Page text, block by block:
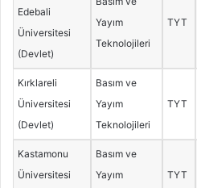
Edebali
Üniversitesi
(Devlet)
Yayım
Teknolojileri
TYT
Kırklareli
Üniversitesi
(Devlet)
Basım ve
Yayım
Teknolojileri
TYT
Kastamonu
Üniversitesi
Basım ve
Yayım
TYT